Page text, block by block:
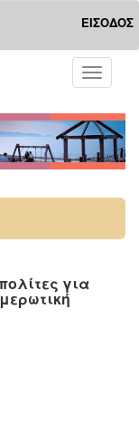
ΕΙΣΟΔΟΣ
Toggle
για